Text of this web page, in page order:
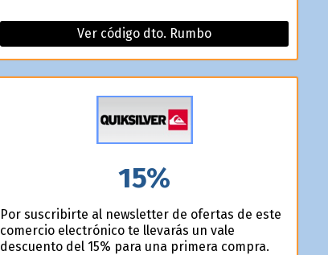
Ver código dto. Rumbo
15%
Por suscribirte al newsletter de ofertas de este
comercio electrónico te llevarás un vale
descuento del 15% para una primera compra.